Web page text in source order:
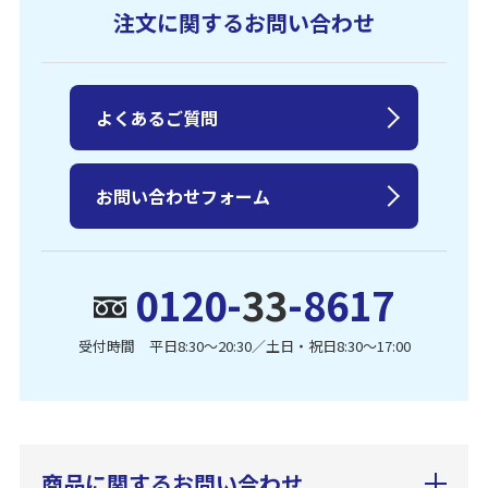
注文に関するお問い合わせ
0120-33-8617
受付時間 平日8:30〜20:30／土日・祝日8:30〜17:00
よくあるご質問
お問い合わせフォーム